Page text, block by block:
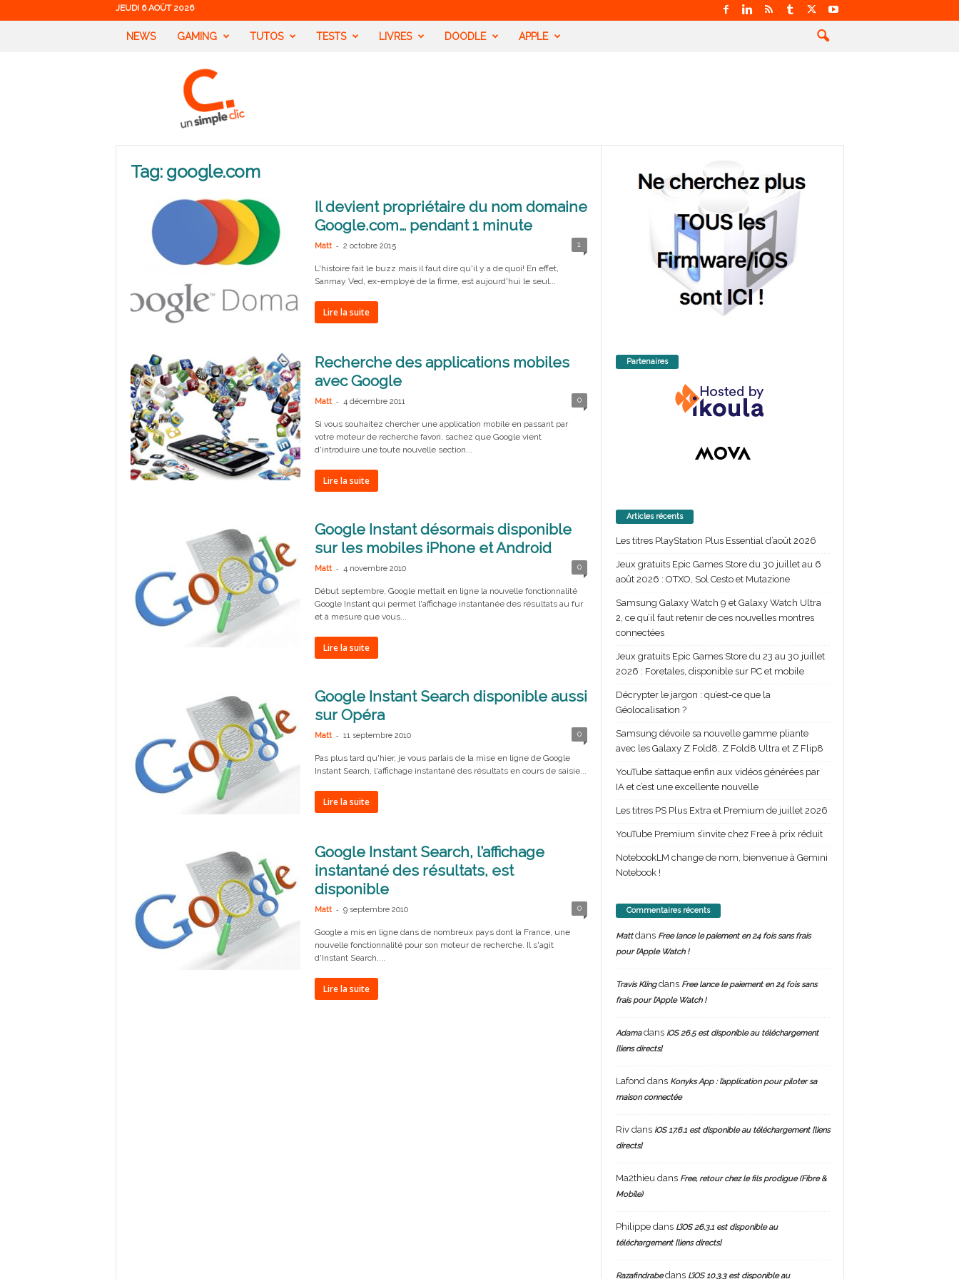
JEUDI 6 AOÛT 2026
NEWS GAMING TUTOS TESTS LIVRES DOODLE APPLE
Tag: google.com
Il devient propriétaire du nom domaine
Google.com… pendant 1 minute
Matt - 2 octobre 2015 1
L'histoire fait le buzz mais il faut dire qu'il y a de quoi! En effet,
Sanmay Ved, ex-employé de la firme, est aujourd'hui le seul...
Lire la suite
Recherche des applications mobiles
avec Google
Matt - 4 décembre 2011 0
Si vous souhaitez chercher une application mobile en passant par
votre moteur de recherche favori, sachez que Google vient
d'introduire une toute nouvelle section...
Lire la suite
Google Instant désormais disponible
sur les mobiles iPhone et Android
Matt - 4 novembre 2010 0
Début septembre, Google mettait en ligne la nouvelle fonctionnalité
Google Instant qui permet l'affichage instantanée des résultats au fur
et à mesure que vous...
Lire la suite
Google Instant Search disponible aussi
sur Opéra
Matt - 11 septembre 2010 0
Pas plus tard qu'hier, je vous parlais de la mise en ligne de Google
Instant Search, l'affichage instantané des résultats en cours de saisie...
Lire la suite
Google Instant Search, l’affichage
instantané des résultats, est
disponible
Matt - 9 septembre 2010 0
Google a mis en ligne dans de nombreux pays dont la France, une
nouvelle fonctionnalité pour son moteur de recherche. Il s'agit
d'Instant Search,...
Lire la suite
Partenaires
Articles récents
Les titres PlayStation Plus Essential d’août 2026
Jeux gratuits Epic Games Store du 30 juillet au 6
août 2026 : OTXO, Sol Cesto et Mutazione
Samsung Galaxy Watch 9 et Galaxy Watch Ultra
2, ce qu’il faut retenir de ces nouvelles montres
connectées
Jeux gratuits Epic Games Store du 23 au 30 juillet
2026 : Foretales, disponible sur PC et mobile
Décrypter le jargon : qu’est-ce que la
Géolocalisation ?
Samsung dévoile sa nouvelle gamme pliante
avec les Galaxy Z Fold8, Z Fold8 Ultra et Z Flip8
YouTube s’attaque enfin aux vidéos générées par
IA et c’est une excellente nouvelle
Les titres PS Plus Extra et Premium de juillet 2026
YouTube Premium s’invite chez Free à prix réduit
NotebookLM change de nom, bienvenue à Gemini
Notebook !
Commentaires récents
Mattdans Free lance le paiement en 24 fois sans frais
pour l’Apple Watch !
Travis Klingdans Free lance le paiement en 24 fois sans
frais pour l’Apple Watch !
Adamadans iOS 26.5 est disponible au téléchargement
[liens directs]
Lafond dans Konyks App : l’application pour piloter sa
maison connectée
Rivdans iOS 17.6.1 est disponible au téléchargement [liens
directs]
Ma2thieu dans Free, retour chez le fils prodigue (Fibre &
Mobile)
Philippedans L’iOS 26.3.1 est disponible au
téléchargement [liens directs]
Razafindrabedans L’iOS 10.3.3 est disponible au